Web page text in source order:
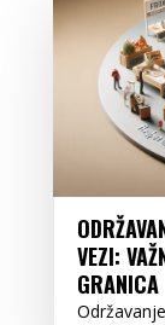
VEZI:
GRANICA